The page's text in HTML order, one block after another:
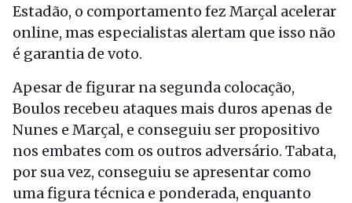
Estadão, o comportamento fez Marçal acelerar
online, mas especialistas alertam que isso não
é garantia de voto.
Apesar de figurar na segunda colocação,
Boulos recebeu ataques mais duros apenas de
Nunes e Marçal, e conseguiu ser propositivo
nos embates com os outros adversário. Tabata,
por sua vez, conseguiu se apresentar como
uma figura técnica e ponderada, enquanto